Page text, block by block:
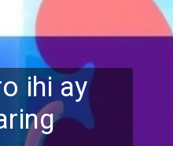
ihi ay